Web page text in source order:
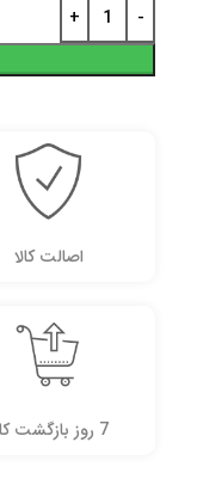
اصالت کالا
7 روز بازگشت کالا